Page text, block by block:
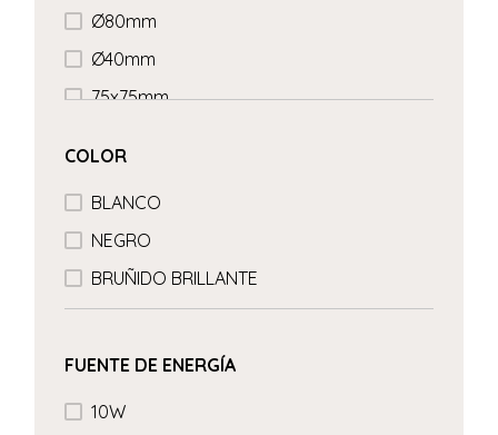
Ø80mm
Ø40mm
75x75mm
COLOR
BLANCO
NEGRO
BRUÑIDO BRILLANTE
FUENTE DE ENERGÍA
10W